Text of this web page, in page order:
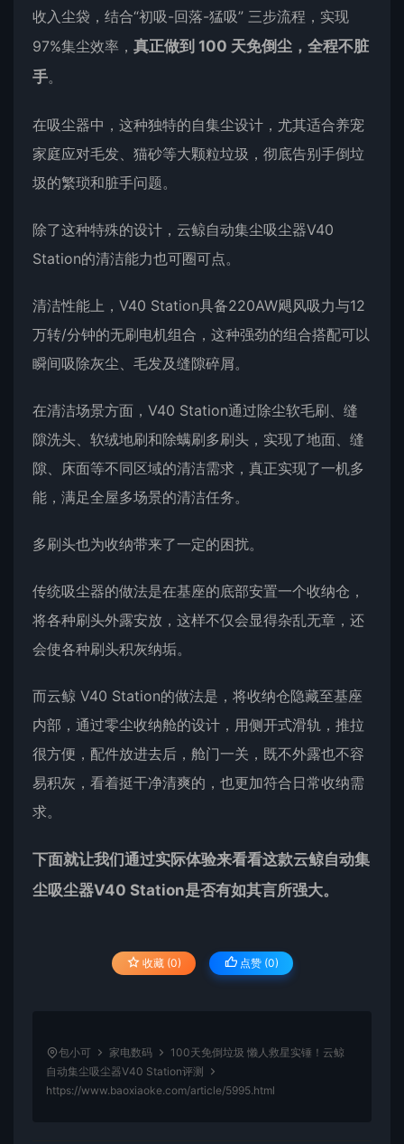
收入尘袋，结合“初吸-回落-猛吸” 三步流程，实现
97%集尘效率， 真正做到 100 天免倒尘，全程不脏
手。
在吸尘器中，这种独特的自集尘设计，尤其适合养宠
家庭应对毛发、猫砂等大颗粒垃圾，彻底告别手倒垃
圾的繁琐和脏手问题。
除了这种特殊的设计，云鲸自动集尘吸尘器V40
Station的清洁能力也可圈可点。
清洁性能上，V40 Station具备220AW飓风吸力与12
万转/分钟的无刷电机组合，这种强劲的组合搭配可以
瞬间吸除灰尘、毛发及缝隙碎屑。
在清洁场景方面，V40 Station通过除尘软毛刷、缝
隙洗头、软绒地刷和除螨刷多刷头，实现了地面、缝
隙、床面等不同区域的清洁需求，真正实现了一机多
能，满足全屋多场景的清洁任务。
多刷头也为收纳带来了一定的困扰。
传统吸尘器的做法是在基座的底部安置一个收纳仓，
将各种刷头外露安放，这样不仅会显得杂乱无章，还
会使各种刷头积灰纳垢。
而云鲸 V40 Station的做法是，将收纳仓隐藏至基座
内部，通过零尘收纳舱的设计，用侧开式滑轨，推拉
很方便，配件放进去后，舱门一关，既不外露也不容
易积灰，看着挺干净清爽的，也更加符合日常收纳需
求。
下面就让我们通过实际体验来看看这款云鲸自动集
尘吸尘器V40 Station是否有如其言所强大。
收藏 (0) 点赞 (0)
包小可 家电数码
100天免倒垃圾 懒人救星实锤！云鲸
自动集尘吸尘器V40 Station评测
https://www.baoxiaoke.com/article/5995.html